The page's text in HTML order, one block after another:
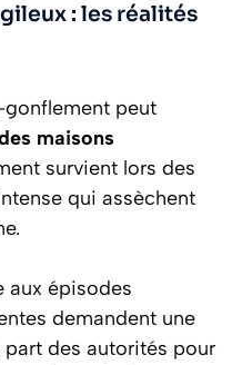
: les réalités
peut
maisons
survient lors des
qui assèchent
aux épisodes
demandent une
des autorités pour